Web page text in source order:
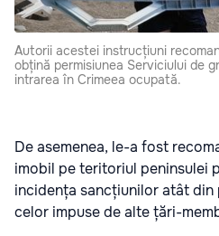
Autorii acestei instrucțiuni
obțină permisiunea Serviciului de
intrarea în Crimeea ocupată.
De asemenea, le-a fost
imobil pe teritoriul peninsulei
incidența sancțiunilor atât din
celor impuse de alte țări-